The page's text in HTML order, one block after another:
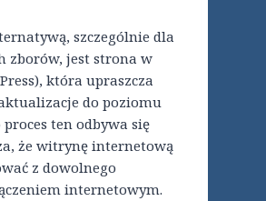
szczególnie dla
zborów, jest strona w
która upraszcza
do poziomu
ten odbywa się
że ​​witrynę internetową
z dowolnego
internetowym.